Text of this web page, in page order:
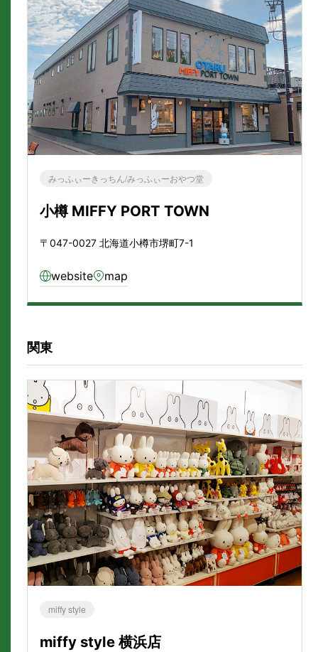
みっふぃーきっちん/みっふぃーおやつ堂
小樽 MIFFY PORT TOWN
〒047-0027 北海道小樽市堺町7-1
website map
関東
miffy style
miffy style 横浜店